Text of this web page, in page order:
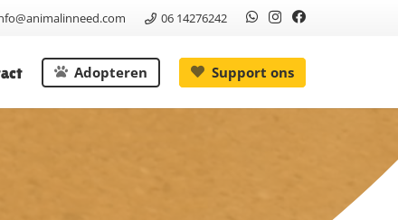
06 14276242
Adopteren Support ons